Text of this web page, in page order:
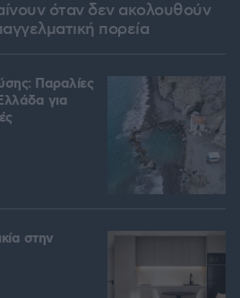
όταν δεν ακολουθούν
πορεία
Παραλίες
για
στην